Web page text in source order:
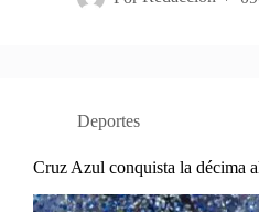
Deportes
Cruz Azul conquista la décima